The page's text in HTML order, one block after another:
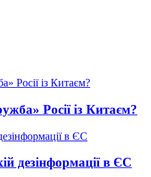
Росії із Китаєм?
дезінформації в ЄС